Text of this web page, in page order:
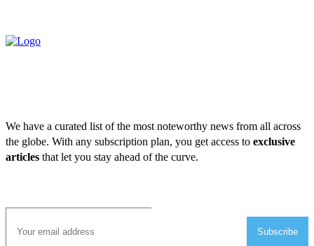
We have a curated list of the most noteworthy news from all across
the globe. With any subscription plan, you get access to exclusive
articles that let you stay ahead of the curve.
Subscribe